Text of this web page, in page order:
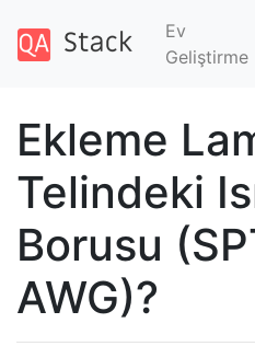
Ev
Geliştirme
Ekleme
Telindeki
Borusu
AWG)?